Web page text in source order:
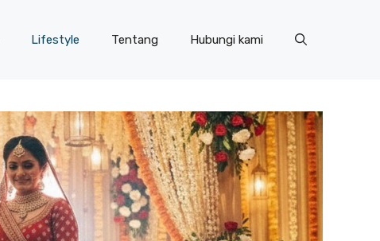
Lifestyle Tentang Hubungi kami